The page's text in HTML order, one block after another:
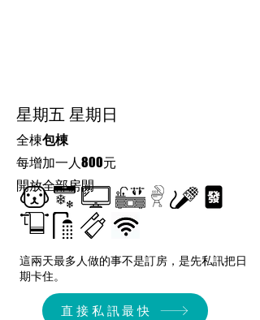
星期五 星期日
全棟包棟
​每增加一人800元
開放全部房間
這兩天最多人做的事不是訂房，是先私訊把日
期卡住。
直接私訊最快